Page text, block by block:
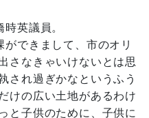
英議員。
できまして、市のオリ
さなきゃいけないとは思
され過ぎかなというふう
けの広い土地があるわけ
と子供のために、子供に